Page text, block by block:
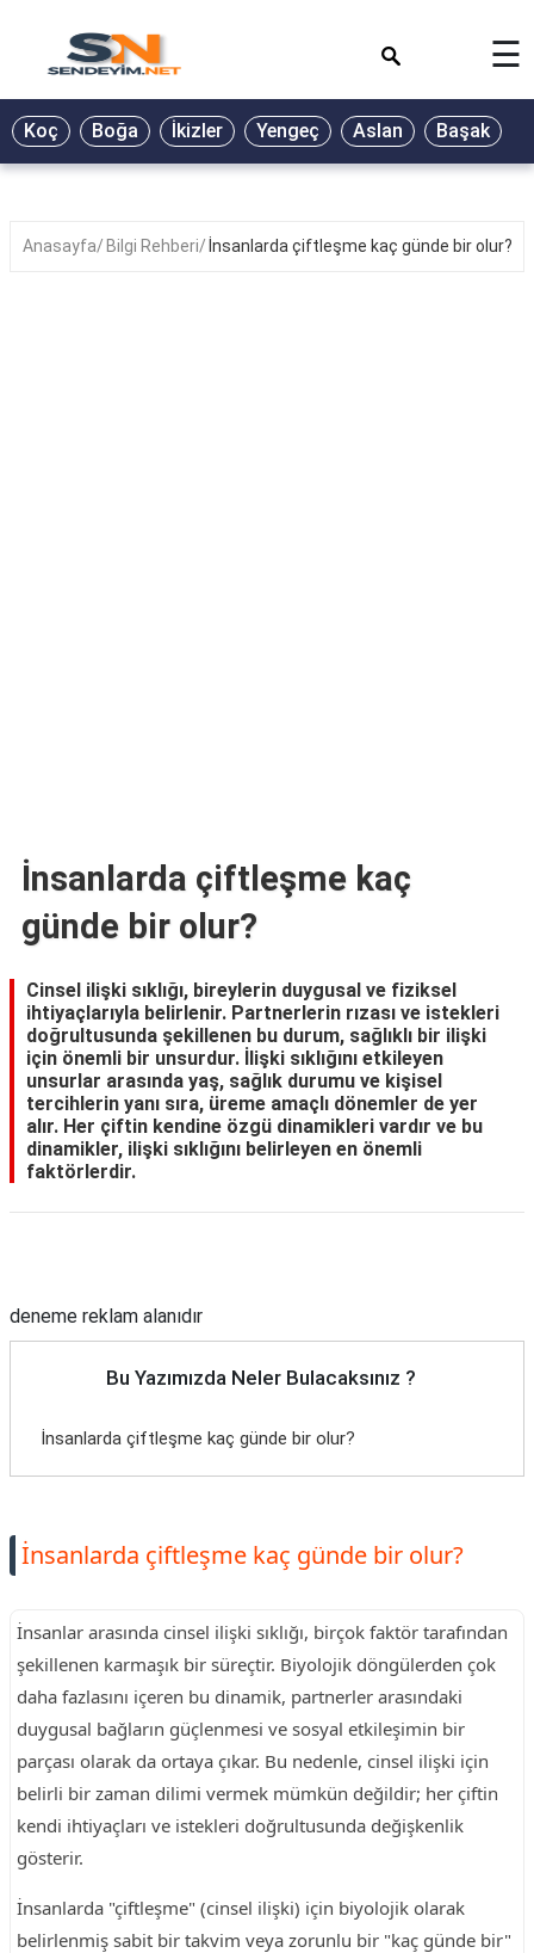
BİYOGRAFİ
GALERİ
☰
Koç Boğa İkizler Yengeç Aslan Başak
Anasayfa Bilgi Rehberi İnsanlarda çiftleşme kaç günde bir olur?
İnsanlarda çiftleşme kaç
günde bir olur?
Cinsel ilişki sıklığı, bireylerin duygusal ve fiziksel
ihtiyaçlarıyla belirlenir. Partnerlerin rızası ve istekleri
doğrultusunda şekillenen bu durum, sağlıklı bir ilişki
için önemli bir unsurdur. İlişki sıklığını etkileyen
unsurlar arasında yaş, sağlık durumu ve kişisel
tercihlerin yanı sıra, üreme amaçlı dönemler de yer
alır. Her çiftin kendine özgü dinamikleri vardır ve bu
dinamikler, ilişki sıklığını belirleyen en önemli
faktörlerdir.
deneme reklam alanıdır
Bu Yazımızda Neler Bulacaksınız ?
İnsanlarda çiftleşme kaç günde bir olur?
İnsanlarda çiftleşme kaç günde bir olur?
İnsanlar arasında cinsel ilişki sıklığı, birçok faktör tarafından
şekillenen karmaşık bir süreçtir. Biyolojik döngülerden çok
daha fazlasını içeren bu dinamik, partnerler arasındaki
duygusal bağların güçlenmesi ve sosyal etkileşimin bir
parçası olarak da ortaya çıkar. Bu nedenle, cinsel ilişki için
belirli bir zaman dilimi vermek mümkün değildir; her çiftin
kendi ihtiyaçları ve istekleri doğrultusunda değişkenlik
gösterir.
İnsanlarda "çiftleşme" (cinsel ilişki) için biyolojik olarak
belirlenmiş sabit bir takvim veya zorunlu bir "kaç günde bir"